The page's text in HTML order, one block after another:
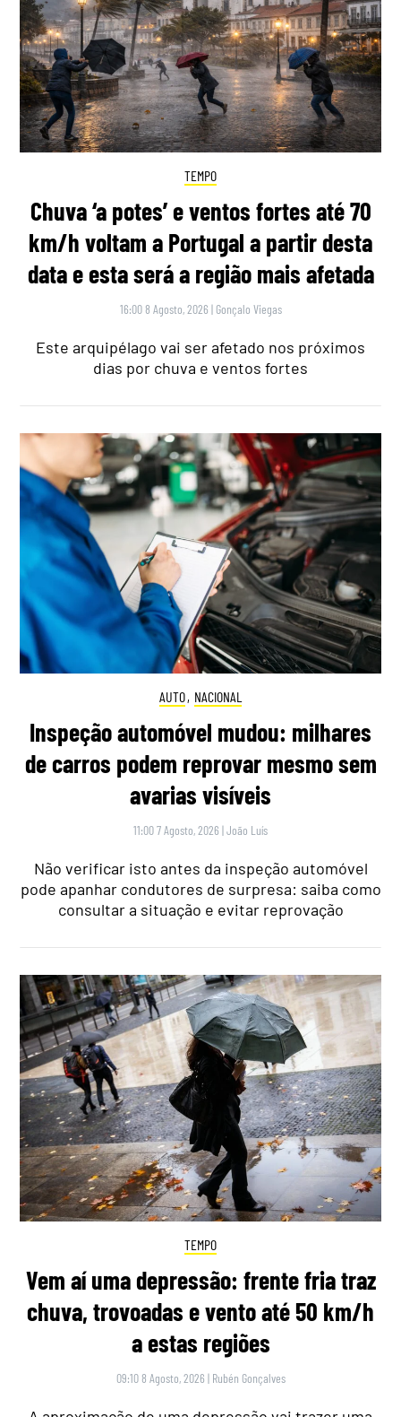
TEMPO
Chuva ‘a potes’ e ventos fortes até 70
km/h voltam a Portugal a partir desta
data e esta será a região mais afetada
16:00 8 Agosto, 2026 | Gonçalo Viegas
Este arquipélago vai ser afetado nos próximos
dias por chuva e ventos fortes
AUTO, NACIONAL
Inspeção automóvel mudou: milhares
de carros podem reprovar mesmo sem
avarias visíveis
11:00 7 Agosto, 2026 |João Luís
Não verificar isto antes da inspeção automóvel
pode apanhar condutores de surpresa: saiba como
consultar a situação e evitar reprovação
TEMPO
Vem aí uma depressão: frente fria traz
chuva, trovoadas e vento até 50 km/h
a estas regiões
09:10 8 Agosto, 2026 | Rubén Gonçalves